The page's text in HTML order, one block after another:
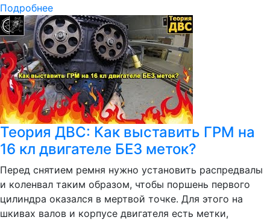
Подробнее
Теория ДВС: Как выставить ГРМ на
16 кл двигателе БЕЗ меток?
Перед снятием ремня нужно установить распредвалы
и коленвал таким образом, чтобы поршень первого
цилиндра оказался в мертвой точке. Для этого на
шкивах валов и корпусе двигателя есть метки,